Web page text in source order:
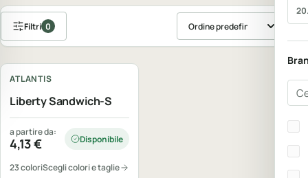
Filtri 0 Ordina prodotti
Personalizzabile
ATLANTIS
Liberty Sandwich-S
a partire da:
4,13€ Disponibile
23 coloriScegli colori e taglie